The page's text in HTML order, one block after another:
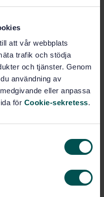
att vår webbplats
trafik och stödja
och tjänster. Genom
användning av
eller anpassa
för Cookie-sekretess.
du intresserad av
SIS
blir du kontaktad av
–
externa krav